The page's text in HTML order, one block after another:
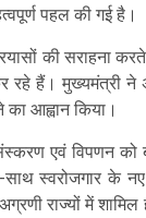
पहल की गई है।
की सराहना
रहे हैं। मुख्यमंत्री
आह्वान किया।
एवं विपणन को
स्वरोजगार के
राज्यों में